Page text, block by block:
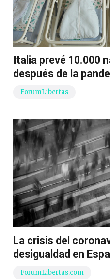
Italia prevé 10.000
después de la
ForumLibertas
La crisis del
desigualdad en
ForumLibertas.com